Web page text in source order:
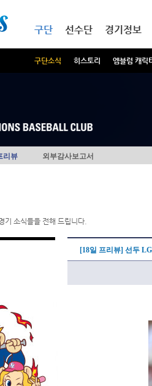
구단
구단소식 히스토리 엠블럼 캐릭
선수단 경기정보
리뷰 외부감사보고서
기 소식들을 전해 드립니다.
[18일 프리뷰] 선두